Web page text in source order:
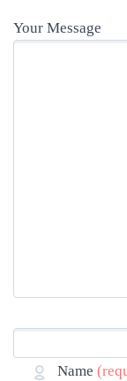
Your Message
Name